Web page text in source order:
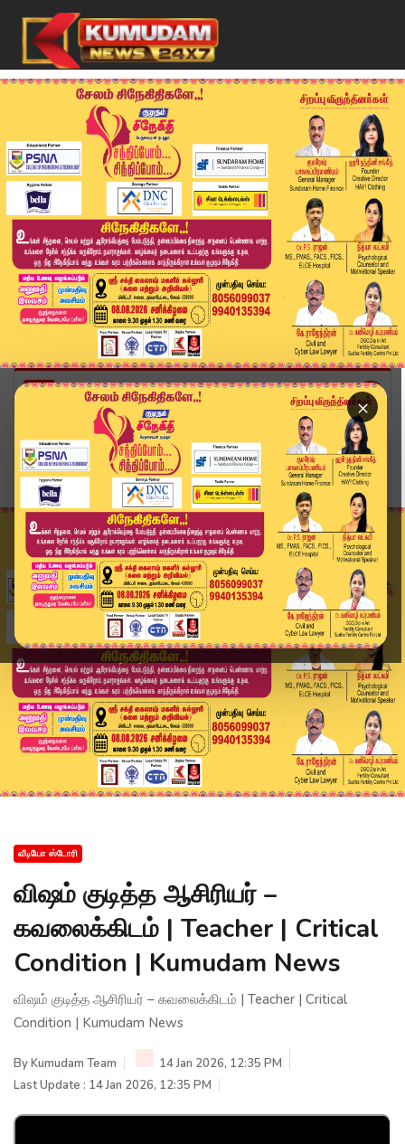
×
Home
வீடியோ ஸ்டோரி
விஷம் குடித்த ஆசிரியர் – கவலைக்கிடம் | Teacher ...
வீடியோ ஸ்டோரி
விஷம் குடித்த ஆசிரியர் –
கவலைக்கிடம் | Teacher | Critical
Condition | Kumudam News
விஷம் குடித்த ஆசிரியர் – கவலைக்கிடம் | Teacher | Critical
Condition | Kumudam News
ByKumudam Team
14 Jan 2026, 12:35 PM
Last Update : 14 Jan 2026, 12:35 PM